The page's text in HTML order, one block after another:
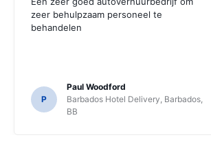
zeer behulpzaam personeel te
behandelen
P
Paul Woodford
Barbados Hotel Delivery, Barbados,
BB